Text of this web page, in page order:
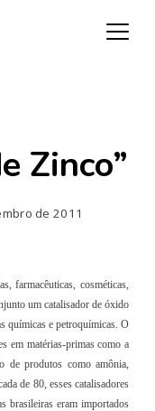
Zinco”
de 2011
farmacêuticas, cosméticas,
um catalisador de óxido
químicas e petroquímicas. O
em matérias-primas como a
de produtos como amônia,
de 80, esses catalisadores
brasileiras eram importados